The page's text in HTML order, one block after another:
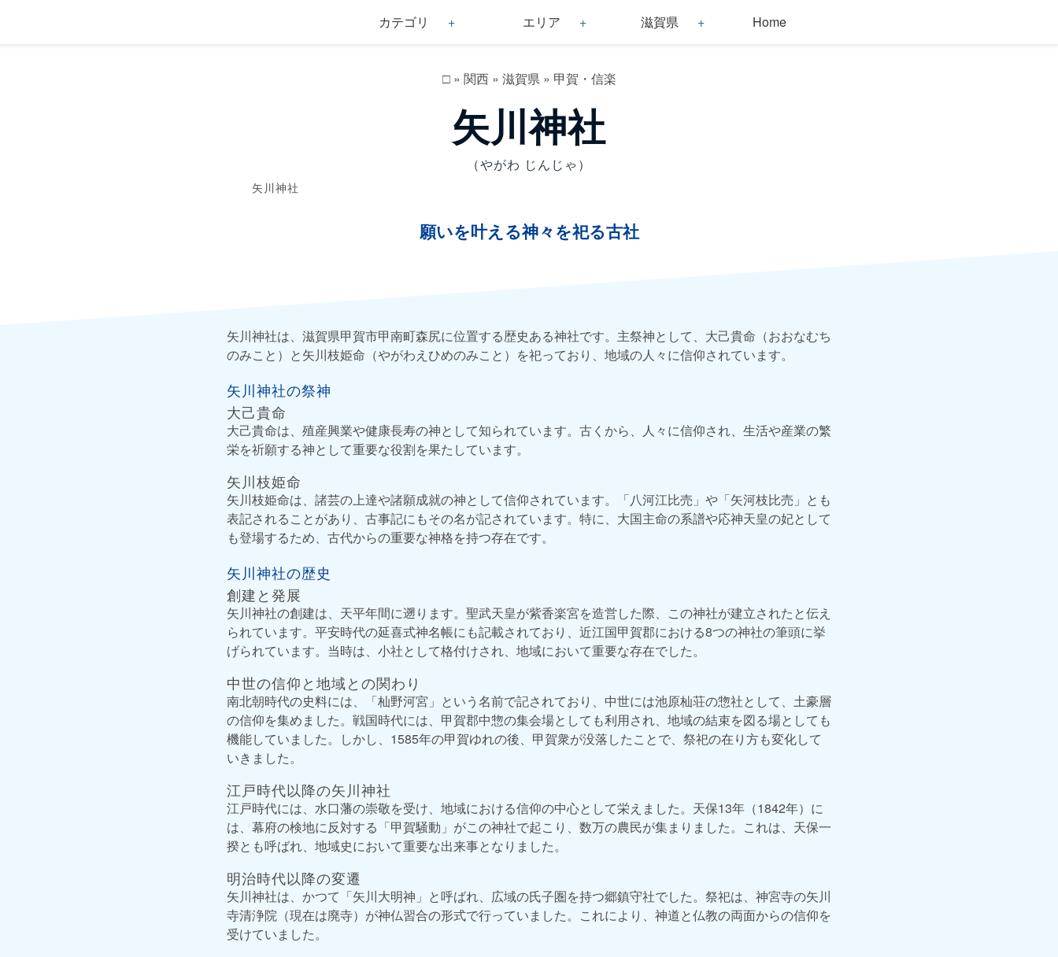
カテゴリ エリア 滋賀県 Home
□» 関西» 滋賀県» 甲賀・信楽
矢川神社
（やがわ じんじゃ）
矢川神社
願いを叶える神々を祀る古社
矢川神社は、滋賀県甲賀市甲南町森尻に位置する歴史ある神社です。主祭神として、大己貴命（おおなむち
のみこと）と矢川枝姫命（やがわえひめのみこと）を祀っており、地域の人々に信仰されています。
矢川神社の祭神
大己貴命
大己貴命は、殖産興業や健康長寿の神として知られています。古くから、人々に信仰され、生活や産業の繁
栄を祈願する神として重要な役割を果たしています。
矢川枝姫命
矢川枝姫命は、諸芸の上達や諸願成就の神として信仰されています。「八河江比売」や「矢河枝比売」とも
表記されることがあり、古事記にもその名が記されています。特に、大国主命の系譜や応神天皇の妃として
も登場するため、古代からの重要な神格を持つ存在です。
矢川神社の歴史
創建と発展
矢川神社の創建は、天平年間に遡ります。聖武天皇が紫香楽宮を造営した際、この神社が建立されたと伝え
られています。平安時代の延喜式神名帳にも記載されており、近江国甲賀郡における8つの神社の筆頭に挙
げられています。当時は、小社として格付けされ、地域において重要な存在でした。
中世の信仰と地域との関わり
南北朝時代の史料には、「杣野河宮」という名前で記されており、中世には池原杣荘の惣社として、土豪層
の信仰を集めました。戦国時代には、甲賀郡中惣の集会場としても利用され、地域の結束を図る場としても
機能していました。しかし、1585年の甲賀ゆれの後、甲賀衆が没落したことで、祭祀の在り方も変化して
いきました。
江戸時代以降の矢川神社
江戸時代には、水口藩の崇敬を受け、地域における信仰の中心として栄えました。天保13年（1842年）に
は、幕府の検地に反対する「甲賀騒動」がこの神社で起こり、数万の農民が集まりました。これは、天保一
揆とも呼ばれ、地域史において重要な出来事となりました。
明治時代以降の変遷
矢川神社は、かつて「矢川大明神」と呼ばれ、広域の氏子圏を持つ郷鎮守社でした。祭祀は、神宮寺の矢川
寺清浄院（現在は廃寺）が神仏習合の形式で行っていました。これにより、神道と仏教の両面からの信仰を
受けていました。